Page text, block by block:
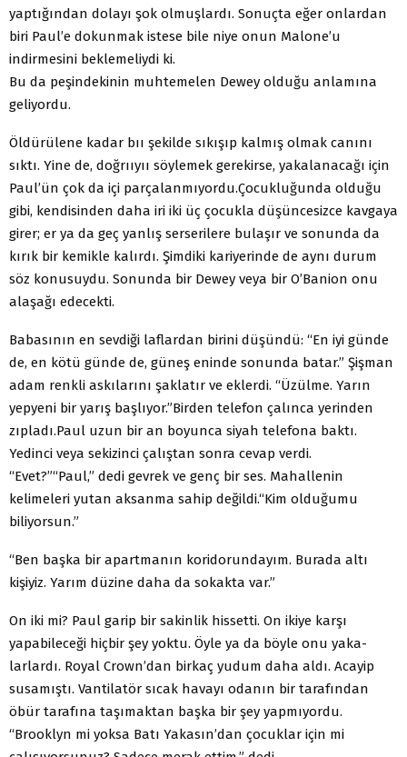
yaptığından dolayı şok olmuşlardı. Sonuçta eğer onlardan
biri Paul’e dokunmak istese bile niye onun Malone’u
indirmesini beklemeliydi ki.
Bu da peşindekinin muhtemelen Dewey olduğu anlamı­na
geliyordu.
Öldürülene kadar bıı şekilde sıkışıp kalmış olmak canını
sıktı. Yine de, doğrııyıı söylemek gerekirse, yakalanacağı için
Paul’ün çok da içi parçalanmıyordu.Çocukluğunda olduğu
gibi, kendisinden daha iri iki üç çocukla düşüncesizce kavga­ya
girer; er ya da geç yanlış serserilere bulaşır ve sonunda da
kırık bir kemikle kalırdı. Şimdiki kariyerinde de aynı durum
söz konusuydu. Sonunda bir Dewey veya bir O’Banion onu
alaşağı edecekti.
Babasının en sevdiği laflardan birini düşündü: “En iyi günde
de, en kötü günde de, güneş eninde sonunda batar.” Şişman
adam renkli askılarını şaklatır ve eklerdi. “Üzülme. Yarın
yepyeni bir yarış başlıyor.”Birden telefon çalınca yerinden
zıpladı.Paul uzun bir an boyunca siyah telefona baktı.
Yedinci veya sekizinci çalıştan sonra cevap verdi.
“Evet?”“Paul,” dedi gevrek ve genç bir ses. Mahallenin
kelimeleri yutan aksanma sahip değildi.“Kim olduğumu
biliyorsun.”
“Ben başka bir apartmanın koridorundayım. Burada altı
kişiyiz. Yarım düzine daha da sokakta var.”
On iki mi? Paul garip bir sakinlik hissetti. On ikiye karşı
yapabileceği hiçbir şey yoktu. Öyle ya da böyle onu yaka­
larlardı. Royal Crown’dan birkaç yudum daha aldı. Acayip
susamıştı. Vantilatör sıcak havayı odanın bir tarafından
öbür tarafına taşımaktan başka bir şey yapmıyordu.
“Brooklyn mi yoksa Batı Yakasın’dan çocuklar için mi